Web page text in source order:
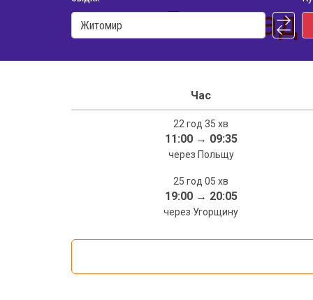
Розклад
Час
22 год 35 хв
11:00→ 09:35
через Польщу
25 год 05 хв
19:00→ 20:05
через Угорщину